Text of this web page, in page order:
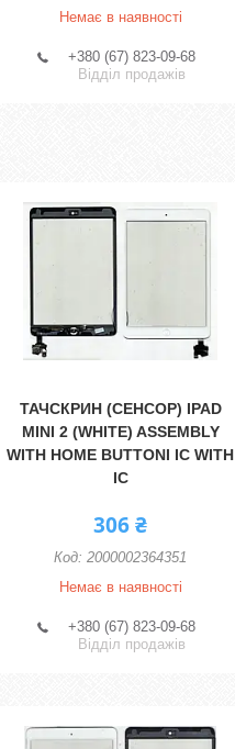
Немає в наявності
+380 (67) 823-09-68
Відділ продажів
ТАЧСКРИН (СЕНСОР) IPAD
MINI 2 (WHITE) ASSEMBLY
WITH HOME BUTTONI IC WITH
IC
306 ₴
2000002364351
Немає в наявності
+380 (67) 823-09-68
Відділ продажів